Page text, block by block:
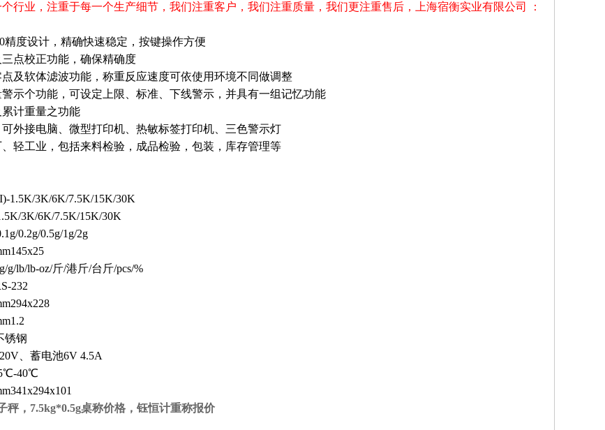
行业，注重于每一个生产细节，我们注重客户，我们注重质量，我们更注重售后，上海宿衡实业有限公司 ：
精度设计，精确快速稳定，按键操作方便
点校正功能，确保精确度
及软体滤波功能，称重反应速度可依使用环境不同做调整
示个功能，可设定上限、标准、下线警示，并具有一组记忆功能
计重量之功能
外接电脑、微型打印机、热敏标签打印机、三色警示灯
轻工业，包括来料检验，成品检验，包装，库存管理等
-1.5K/3K/6K/7.5K/15K/30K
3K/6K/7.5K/15K/30K
0.2g/0.5g/1g/2g
lb-oz/斤/港斤/台斤/pcs/%
232
钢
、蓄电池6V 4.5A
40℃
秤，7.5kg*0.5g桌称价格，钰恒计重称报价